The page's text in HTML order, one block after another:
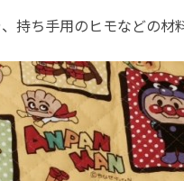
持ち手用のヒモなどの材